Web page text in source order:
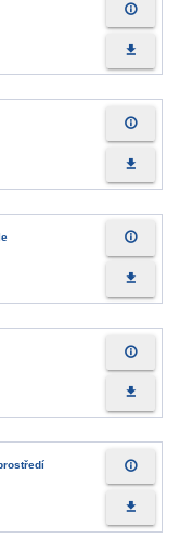
info_outline
file_download
info_outline
file_download
info_outline
file_download
info_outline
file_download
info_outline
file_download